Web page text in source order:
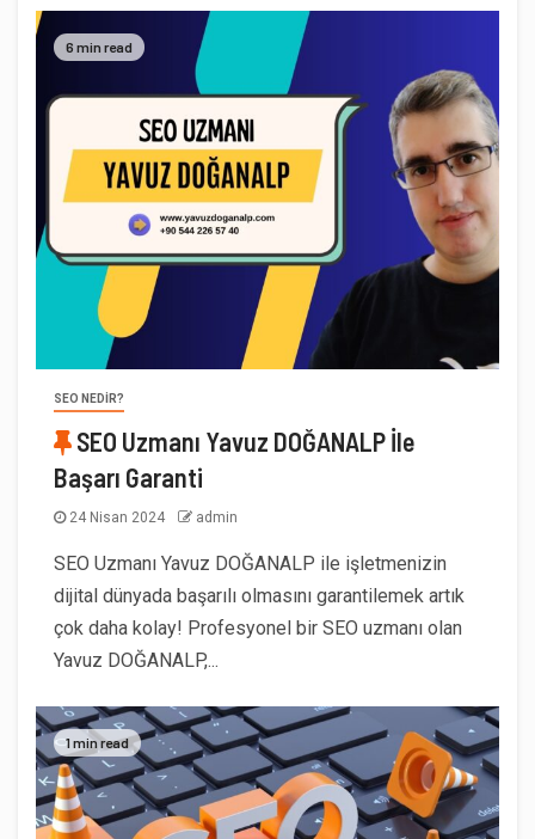
6 min read
SEO NEDIR?
SEO Uzmanı Yavuz DOĞANALP İle
Başarı Garanti
24 Nisan 2024 admin
SEO Uzmanı Yavuz DOĞANALP ile işletmenizin
dijital dünyada başarılı olmasını garantilemek artık
çok daha kolay! Profesyonel bir SEO uzmanı olan
Yavuz DOĞANALP,...
1 min read